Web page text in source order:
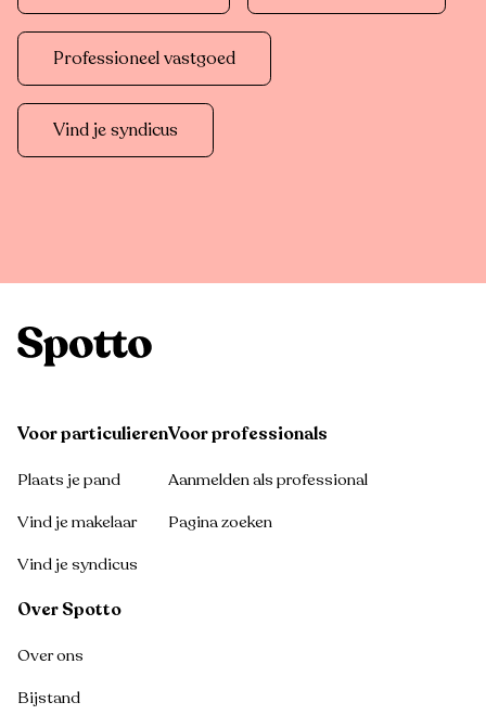
Professioneel vastgoed
Vind je syndicus
Voor particulieren
Plaats je pand
Vind je makelaar
Vind je syndicus
Voor professionals
Aanmelden als professional
Pagina zoeken
Over Spotto
Over ons
Bijstand